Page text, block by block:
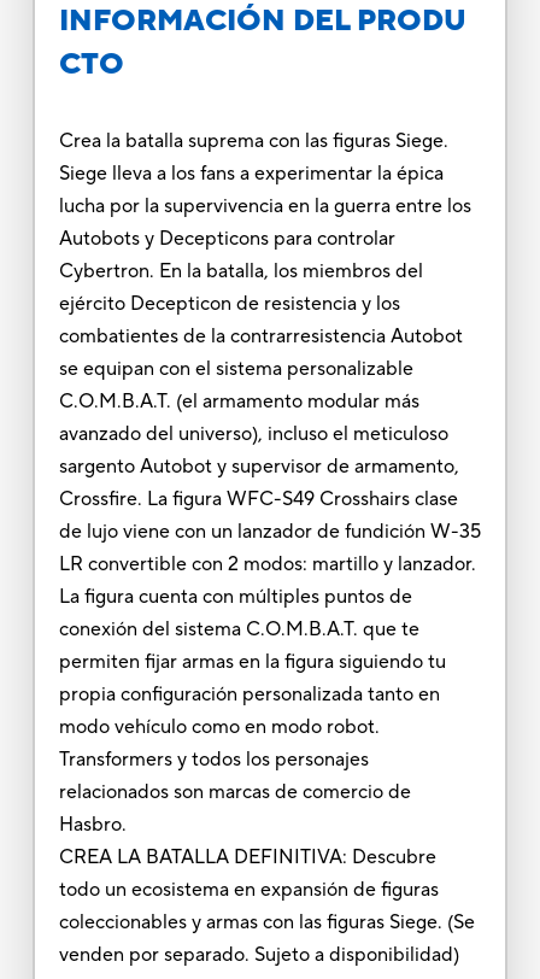
INFORMACIÓN DEL PRODU
CTO
Crea la batalla suprema con las figuras Siege.
Siege lleva a los fans a experimentar la épica
lucha por la supervivencia en la guerra entre los
Autobots y Decepticons para controlar
Cybertron. En la batalla, los miembros del
ejército Decepticon de resistencia y los
combatientes de la contrarresistencia Autobot
se equipan con el sistema personalizable
C.O.M.B.A.T. (el armamento modular más
avanzado del universo), incluso el meticuloso
sargento Autobot y supervisor de armamento,
Crossfire. La figura WFC-S49 Crosshairs clase
de lujo viene con un lanzador de fundición W-35
LR convertible con 2 modos: martillo y lanzador.
La figura cuenta con múltiples puntos de
conexión del sistema C.O.M.B.A.T. que te
permiten fijar armas en la figura siguiendo tu
propia configuración personalizada tanto en
modo vehículo como en modo robot.
Transformers y todos los personajes
relacionados son marcas de comercio de
Hasbro.
CREA LA BATALLA DEFINITIVA: Descubre
todo un ecosistema en expansión de figuras
coleccionables y armas con las figuras Siege. (Se
venden por separado. Sujeto a disponibilidad)